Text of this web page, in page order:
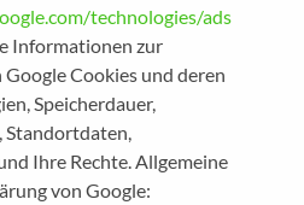
technologies/ads
Informationen zur
Cookies und deren
Speicherdauer,
Ihre Rechte. Allgemeine
von Google: